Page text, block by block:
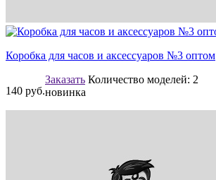
Коробка для часов и аксессуаров №3 оптом
140 руб.
Заказать Количество моделей: 2
новинка